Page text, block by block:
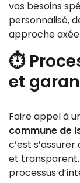
vos besoins
personnalisé,
approche
⏱️
et
Faire appel à
commune de
c’est
et
processus